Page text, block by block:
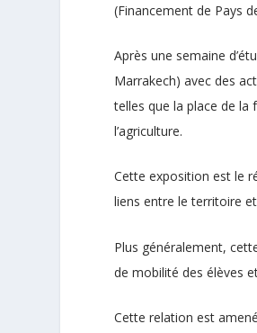
(Financement de Pays
Après une semaine
Marrakech) avec des
telles que la place de
l’agriculture.
Cette exposition est le
liens entre le territoire
Plus généralement,
de mobilité des élèves
Cette relation est